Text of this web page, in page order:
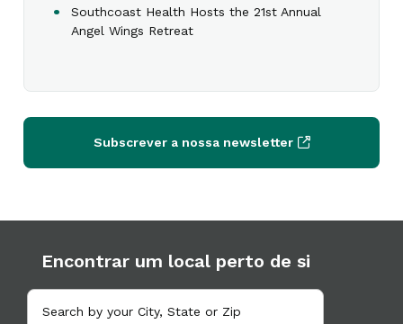
Southcoast Health Hosts the 21st Annual
Angel Wings Retreat
Subscrever a nossa newsletter
Encontrar um local perto de si